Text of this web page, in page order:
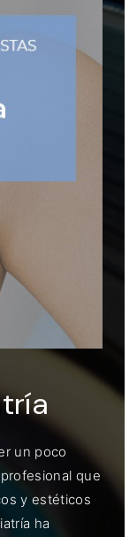
un poco
que
y estéticos
ha